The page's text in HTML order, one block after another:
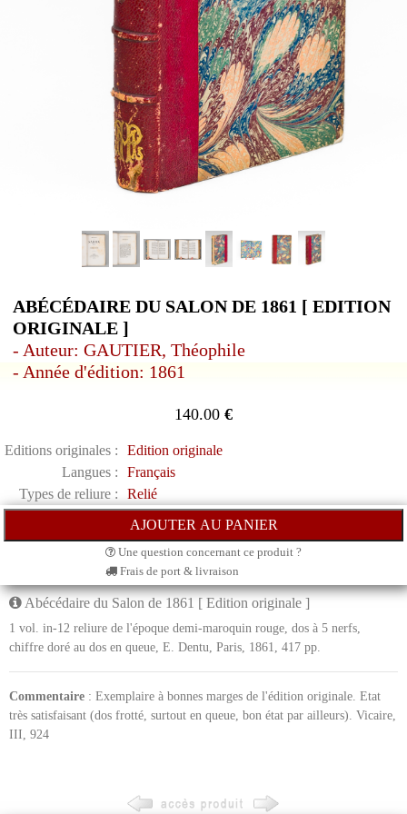
ABÉCÉDAIRE DU SALON DE 1861 [ EDITION
ORIGINALE ]
- Auteur: GAUTIER, Théophile
- Année d'édition: 1861
140.00 €
Editions originales :
Edition originale
Langues :
Français
Types de reliure :
Relié
Une question concernant ce produit ?
Frais de port & livraison
Abécédaire du Salon de 1861 [ Edition originale ]
1 vol. in-12 reliure de l'époque demi-maroquin rouge, dos à 5 nerfs,
chiffre doré au dos en queue, E. Dentu, Paris, 1861, 417 pp.
Commentaire : Exemplaire à bonnes marges de l'édition originale. Etat
très satisfaisant (dos frotté, surtout en queue, bon état par ailleurs). Vicaire,
III, 924